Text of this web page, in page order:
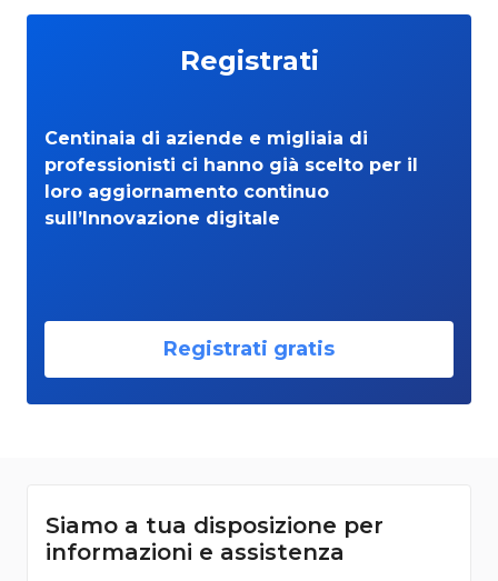
Registrati
Centinaia di aziende e migliaia di
professionisti ci hanno già scelto per il
loro aggiornamento continuo
sull’Innovazione digitale
Registrati gratis
Siamo a tua disposizione per
informazioni e assistenza